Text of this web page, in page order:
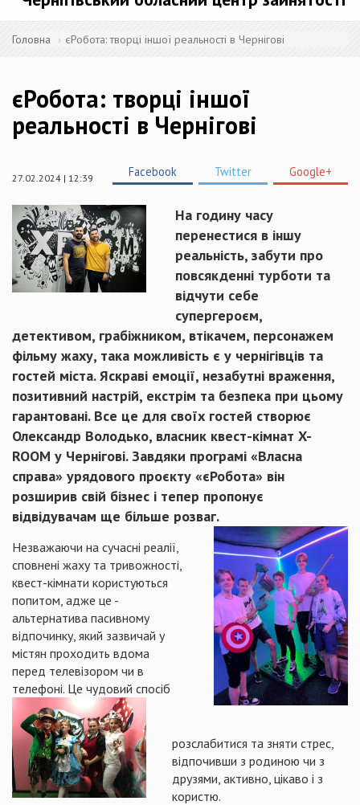
Головна єРобота: творці іншої реальності в Чернігові
єРобота: творці іншої
реальності в Чернігові
27.02.2024 | 12:39 Facebook Twitter Google+
На годину часу
перенестися в іншу
реальність, забути про
повсякденні турботи та
відчути себе
супергероєм,
детективом, грабіжником, втікачем, персонажем
фільму жаху, така можливість є у чернігівців та
гостей міста. Яскраві емоції, незабутні враження,
позитивний настрій, екстрім та безпека при цьому
гарантовані. Все це для своїх гостей створює
Олександр Володько, власник квест-кімнат X-
ROOM у Чернігові. Завдяки програмі «Власна
справа» урядового проєкту «єРобота» він
розширив свій бізнес і тепер пропонує
відвідувачам ще більше розваг.
Незважаючи на сучасні реалії,
сповнені жаху та тривожності,
квест-кімнати користуються
попитом, адже це -
альтернатива пасивному
відпочинку, який зазвичай у
містян проходить вдома
перед телевізором чи в
телефоні. Це чудовий спосіб
розслабитися та зняти стрес,
відпочивши з родиною чи з
друзями, активно, цікаво і з
користю.